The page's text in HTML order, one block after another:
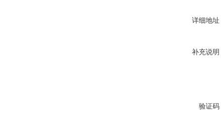
详细地址
补充说明
验证码